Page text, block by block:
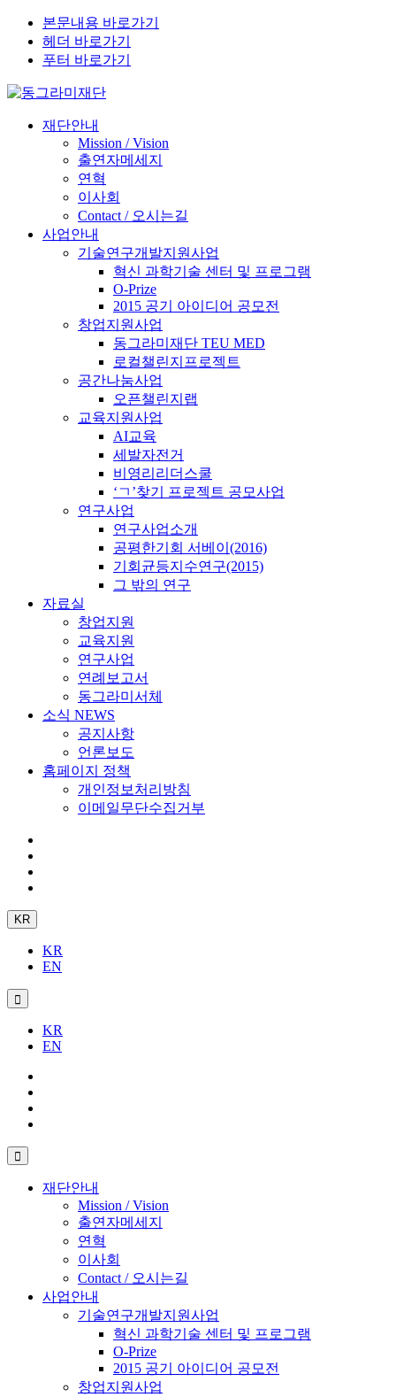
본문내용 바로가기
헤더 바로가기
푸터 바로가기
재단안내
Mission / Vision
출연자메세지
연혁
이사회
Contact / 오시는길
사업안내
기술연구개발지원사업
혁신 과학기술 센터 및 프로그램
O-Prize
2015 공기 아이디어 공모전
창업지원사업
동그라미재단 TEU MED
로컬챌린지프로젝트
공간나눔사업
오픈챌린지랩
교육지원사업
AI교육
세발자전거
비영리리더스쿨
‘ㄱ’찾기 프로젝트 공모사업
연구사업
연구사업소개
공평한기회 서베이(2016)
기회균등지수연구(2015)
그 밖의 연구
자료실
창업지원
교육지원
연구사업
연례보고서
동그라미서체
소식 NEWS
공지사항
언론보도
홈페이지 정책
개인정보처리방침
이메일무단수집거부
KR
KR
EN
KR
EN
재단안내
Mission / Vision
출연자메세지
연혁
이사회
Contact / 오시는길
사업안내
기술연구개발지원사업
혁신 과학기술 센터 및 프로그램
O-Prize
2015 공기 아이디어 공모전
창업지원사업